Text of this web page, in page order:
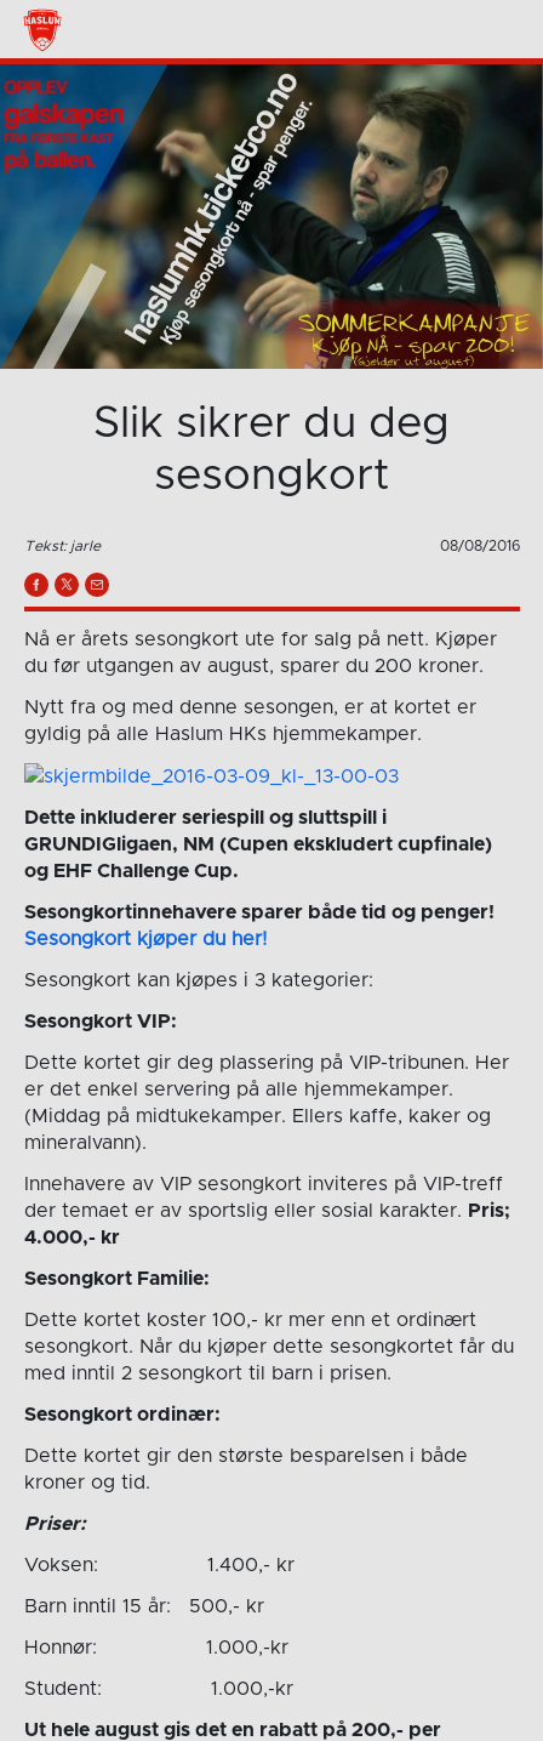
Slik sikrer du deg
sesongkort
Tekst: jarle 08/08/2016
Nå er årets sesongkort ute for salg på nett. Kjøper
du før utgangen av august, sparer du 200 kroner.
Nytt fra og med denne sesongen, er at kortet er
gyldig på alle Haslum HKs hjemmekamper.
Dette inkluderer seriespill og sluttspill i
GRUNDIGligaen, NM (Cupen ekskludert cupfinale)
og EHF Challenge Cup.
Sesongkortinnehavere sparer både tid og penger!
Sesongkort kjøper du her!
Sesongkort kan kjøpes i 3 kategorier:
Sesongkort VIP:
Dette kortet gir deg plassering på VIP-tribunen. Her
er det enkel servering på alle hjemmekamper.
(Middag på midtukekamper. Ellers kaffe, kaker og
mineralvann).
Innehavere av VIP sesongkort inviteres på VIP-treff
der temaet er av sportslig eller sosial karakter. Pris;
4.000,- kr
Sesongkort Familie:
Dette kortet koster 100,- kr mer enn et ordinært
sesongkort. Når du kjøper dette sesongkortet får du
med inntil 2 sesongkort til barn i prisen.
Sesongkort ordinær:
Dette kortet gir den største besparelsen i både
kroner og tid.
Priser:
Voksen: 1.400,- kr
Barn inntil 15 år: 500,- kr
Honnør: 1.000,-kr
Student: 1.000,-kr
Ut hele august gis det en rabatt på 200,- per